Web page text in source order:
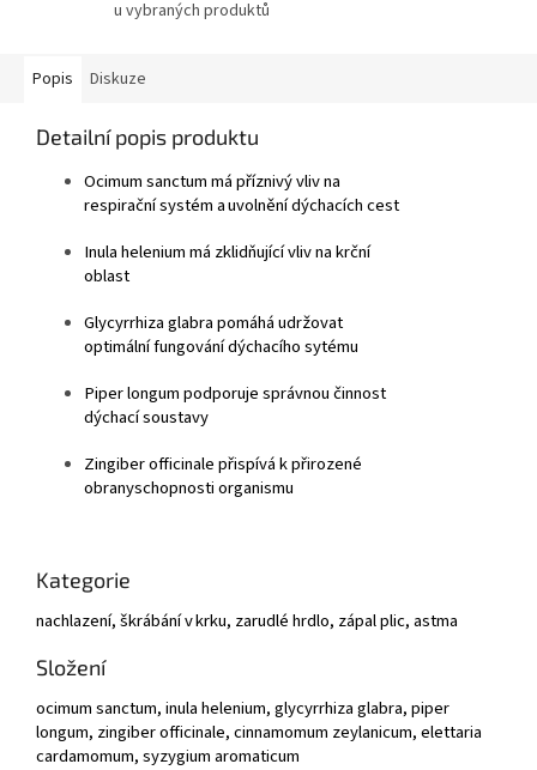
u vybraných produktů
Popis Diskuze
Detailní popis produktu
Ocimum sanctummá příznivý vliv na
respirační systém auvolnění dýchacích cest
Inula heleniummá zklidňující vliv na krční
oblast
Glycyrrhiza glabrapomáhá udržovat
optimální fungování dýchacího sytému
Piper longumpodporuje správnou činnost
dýchací soustavy
Zingiber officinalepřispívá k přirozené
obranyschopnosti organismu
Kategorie
nachlazení, škrábání vkrku, zarudlé hrdlo, zápal plic, astma
Složení
ocimum sanctum, inula helenium, glycyrrhiza glabra, piper
longum, zingiber officinale, cinnamomum zeylanicum, elettaria
cardamomum, syzygium aromaticum